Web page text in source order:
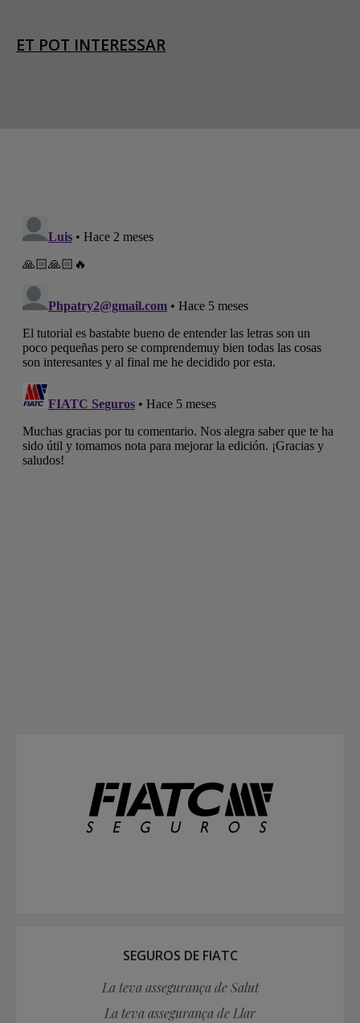
ET POT INTERESSAR
SEGUROS DE FIATC
La teva assegurança de Salut
La teva assegurança de Llar